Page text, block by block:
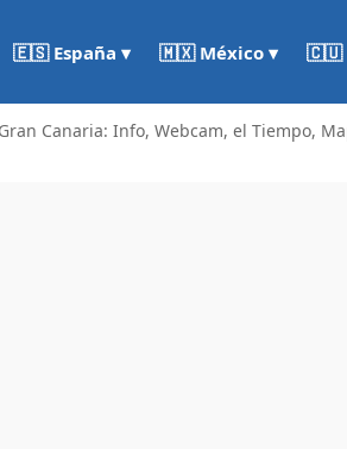
🇪🇸 España ▾ 🇲🇽 México ▾ 🇨🇺
Canaria: Info, Webcam, el Tiempo,